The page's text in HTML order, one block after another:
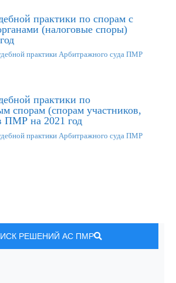
практики по спорам с
(налоговые споры)
практики Арбитражного суда ПМР
практики по
спорам (спорам участников,
ПМР на 2021 год
практики Арбитражного суда ПМР
РЕШЕНИЙ АС ПМР